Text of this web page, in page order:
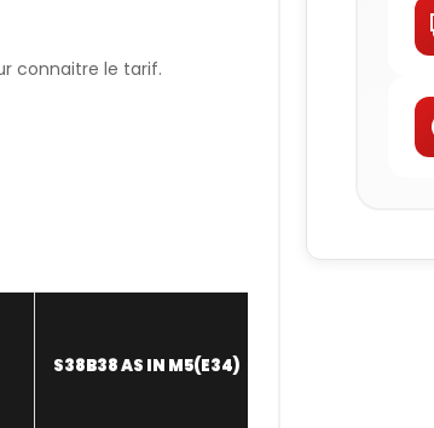
connaitre le tarif.
S38B38 AS IN M5(E34)